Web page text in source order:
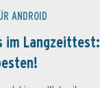
ANDROID
im Langzeittest: